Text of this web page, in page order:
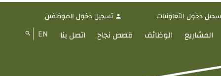
دخول التعاونيات person تسجيل دخول الموظفين
المشاريع الوظائف قصص نجاح اتصل بنا EN
search